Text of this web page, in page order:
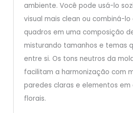
ambiente. Você pode usá-lo
visual mais clean ou combiná-
quadros em uma composição
misturando tamanhos e temas
entre si. Os tons neutros da
facilitam a harmonização com
paredes claras e elementos em
florais.